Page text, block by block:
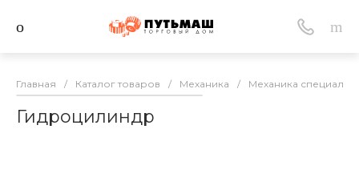
Главная / Каталог товаров / Механика / Механика
Гидроцилиндр